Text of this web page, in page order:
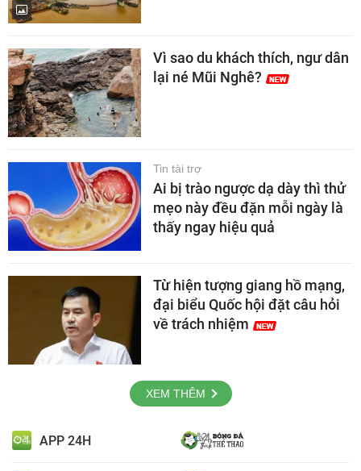
Vì sao du khách thích, ngư dân
lại né Mũi Nghê?
Tin tài trợ
Ai bị trào ngược dạ dày thì thử
mẹo này đều đặn mỗi ngày là
thấy ngay hiệu quả
Từ hiện tượng giang hồ mạng,
đại biểu Quốc hội đặt câu hỏi
về trách nhiệm
XEM THÊM
APP 24H